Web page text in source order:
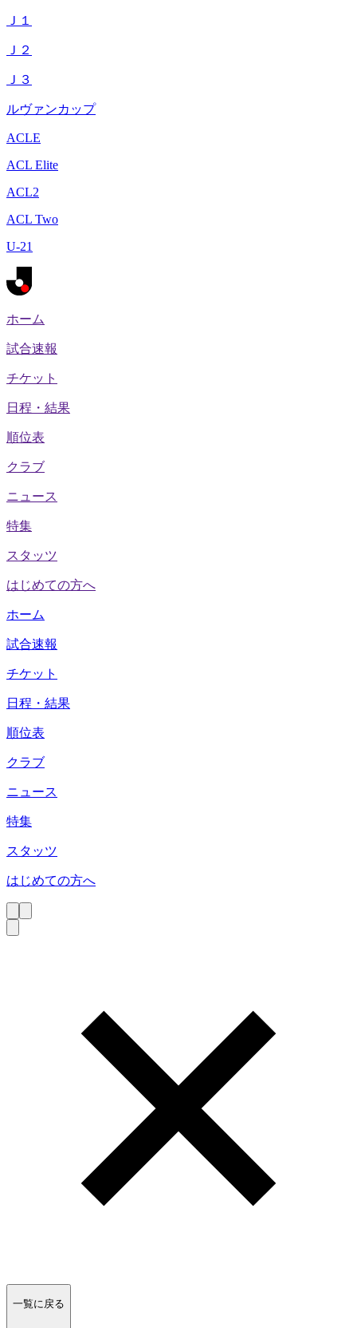
Ｊ１
Ｊ２
Ｊ３
ルヴァンカップ
ACLE
ACL Elite
ACL2
ACL Two
U-21
ホーム
試合速報
チケット
日程・結果
順位表
クラブ
ニュース
特集
スタッツ
はじめての方へ
ホーム
試合速報
チケット
日程・結果
順位表
クラブ
ニュース
特集
スタッツ
はじめての方へ
一覧に戻る